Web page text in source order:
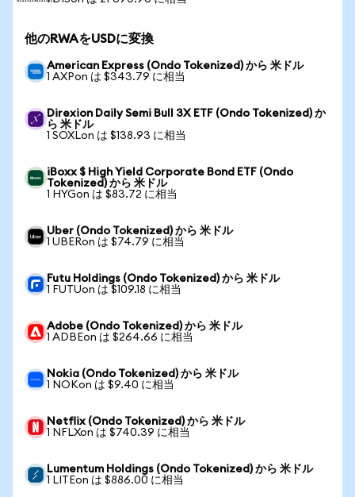
他のRWAをUSDに変換
American Express (Ondo Tokenized) から 米ドル
1 AXPon は $343.79 に相当
Direxion Daily Semi Bull 3X ETF (Ondo Tokenized) か
ら 米ドル
1 SOXLon は $138.93 に相当
iBoxx $ High Yield Corporate Bond ETF (Ondo
Tokenized) から 米ドル
1 HYGon は $83.72 に相当
Uber (Ondo Tokenized) から 米ドル
1 UBERon は $74.79 に相当
Futu Holdings (Ondo Tokenized) から 米ドル
1 FUTUon は $109.18 に相当
Adobe (Ondo Tokenized) から 米ドル
1 ADBEon は $264.66 に相当
Nokia (Ondo Tokenized) から 米ドル
1 NOKon は $9.40 に相当
Netflix (Ondo Tokenized) から 米ドル
1 NFLXon は $740.39 に相当
Lumentum Holdings (Ondo Tokenized) から 米ドル
1 LITEon は $886.00 に相当